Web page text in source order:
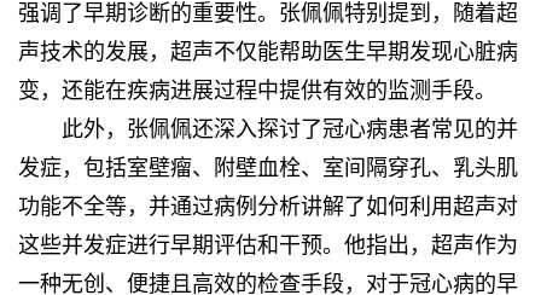
强调了早期诊断的重要性。张佩佩特别提到，随着超
声技术的发展，超声不仅能帮助医生早期发现心脏病
变，还能在疾病进展过程中提供有效的监测手段。
此外，张佩佩还深入探讨了冠心病患者常见的并
发症，包括室壁瘤、附壁血栓、室间隔穿孔、乳头肌
功能不全等，并通过病例分析讲解了如何利用超声对
这些并发症进行早期评估和干预。他指出，超声作为
一种无创、便捷且高效的检查手段，对于冠心病的早